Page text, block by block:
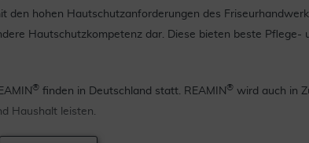
hohen Hautschutzanforderungen des
Hautschutzkompetenz dar. Diese bieten beste
® finden in Deutschland statt. REAMIN ® wird auch in
und Haushalt leisten.